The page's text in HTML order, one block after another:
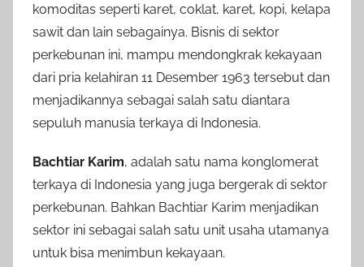
komoditas seperti karet, coklat, karet, kopi, kelapa
sawit dan lain sebagainya. Bisnis di sektor
perkebunan ini, mampu mendongkrak kekayaan
dari pria kelahiran 11 Desember 1963 tersebut dan
menjadikannya sebagai salah satu diantara
sepuluh manusia terkaya di Indonesia.
Bachtiar Karim, adalah satu nama konglomerat
terkaya di Indonesia yang juga bergerak di sektor
perkebunan. Bahkan Bachtiar Karim menjadikan
sektor ini sebagai salah satu unit usaha utamanya
untuk bisa menimbun kekayaan.